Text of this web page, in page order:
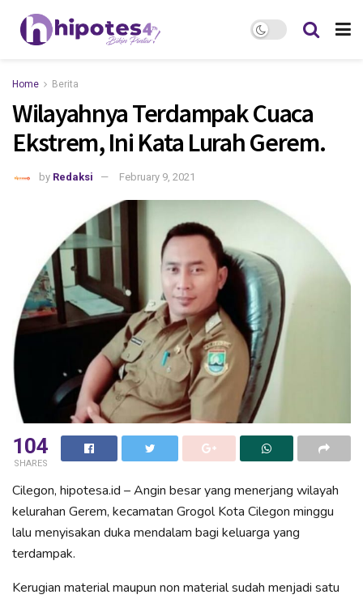
Home Berita
Wilayahnya Terdampak Cuaca
Ekstrem, Ini Kata Lurah Gerem.
by Redaksi February 9, 2021
104
SHARES
Cilegon, hipotesa.id – Angin besar yang menerjang wilayah
kelurahan Gerem, kecamatan Grogol Kota Cilegon minggu
lalu menyisakan duka mendalam bagi keluarga yang
terdampak.
Kerugian material maupun non material sudah menjadi satu